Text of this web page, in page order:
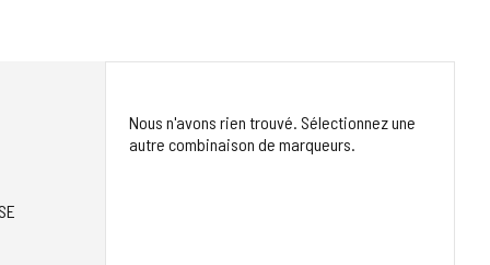
Nous n'avons rien trouvé. Sélectionnez une
autre combinaison de marqueurs.